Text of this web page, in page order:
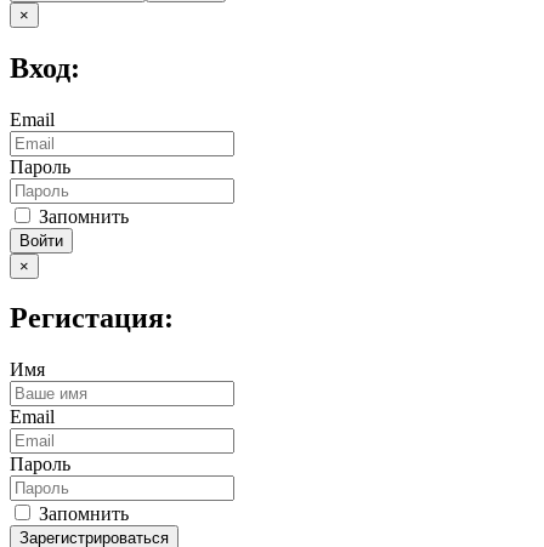
×
Вход:
Email
Пароль
Запомнить
Войти
×
Регистация:
Имя
Email
Пароль
Запомнить
Зарегистрироваться